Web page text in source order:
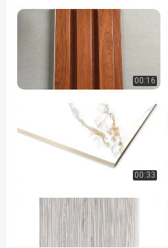
sztucznego
z tworzywa
sztucznego
okładzina
ścian
wewnętrznych
wpc
00:16
00:33